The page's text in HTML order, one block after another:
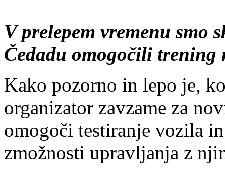
V prelepem vremenu smo
Čedadu omogočili trening
Kako pozorno in lepo je,
organizator zavzame za
omogoči testiranje vozila
zmožnosti upravljanja z